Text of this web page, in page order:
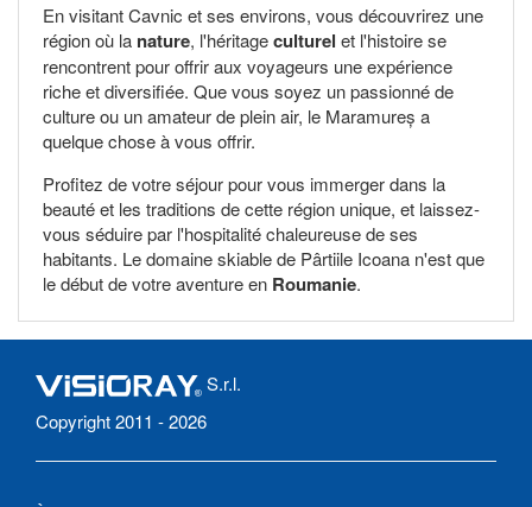
En visitant Cavnic et ses environs, vous découvrirez une
région où la nature, l'héritageculturel et l'histoire se
rencontrent pour offrir aux voyageurs une expérience
riche et diversifiée. Que vous soyez un passionné de
culture ou un amateur de plein air, le Maramureș a
quelque chose à vous offrir.
Profitez de votre séjour pour vous immerger dans la
beauté et les traditions de cette région unique, et laissez-
vous séduire par l'hospitalité chaleureuse de ses
habitants. Le domaine skiable de Pârtiile Icoana n'est que
le début de votre aventure en Roumanie.
S.r.l.
Copyright 2011 - 2026